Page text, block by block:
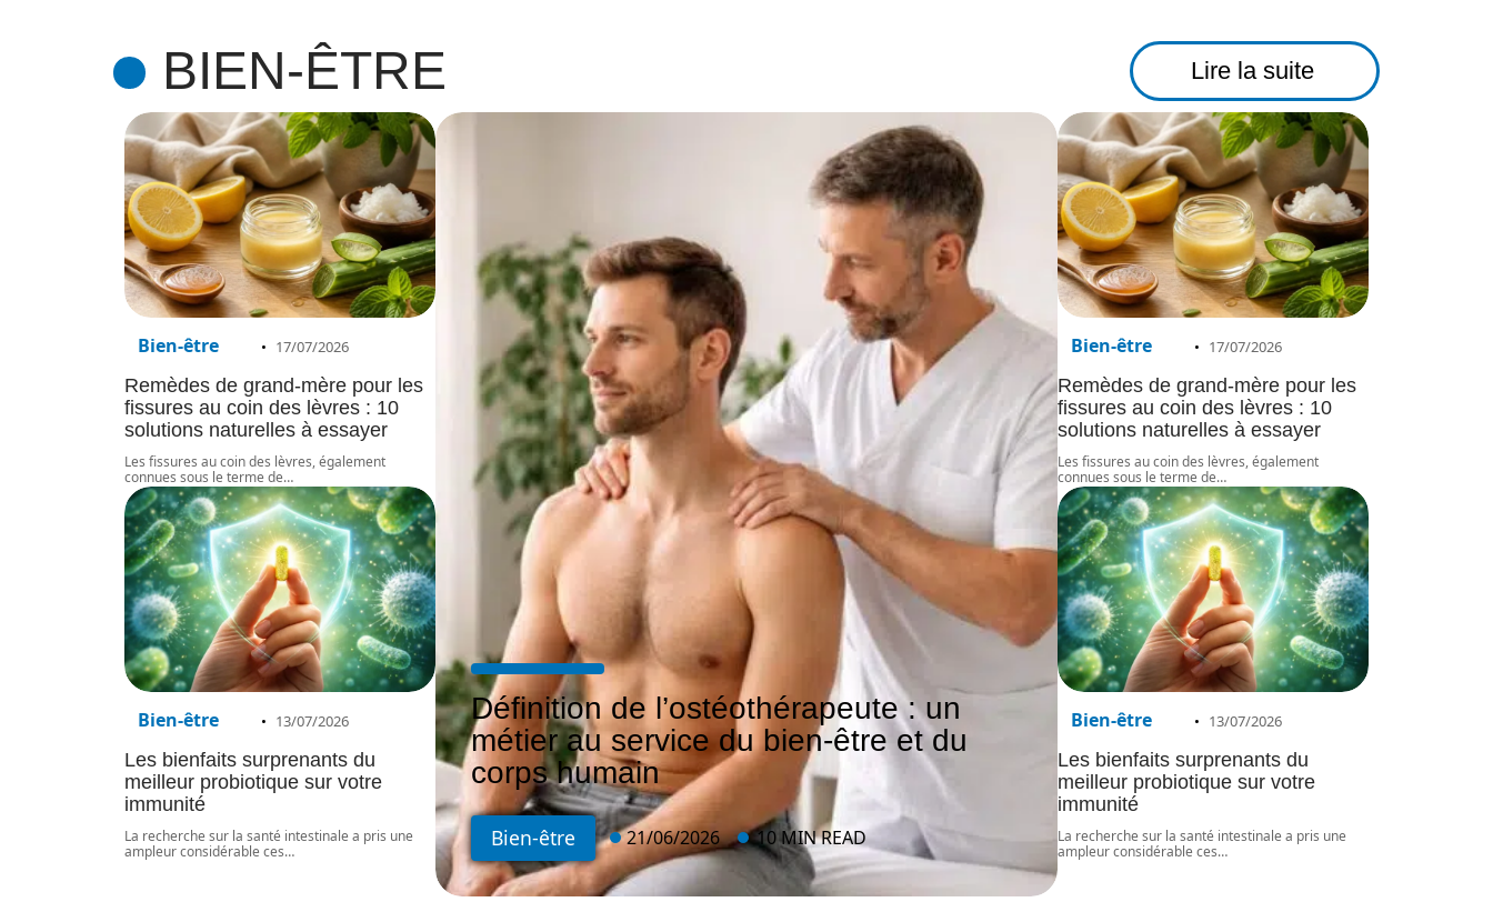
BIEN-ÊTRE Lire la suite
Bien-être 17/07/2026
Remèdes de grand-mère pour les
fissures au coin des lèvres : 10
solutions naturelles à essayer
Les fissures au coin des lèvres, également
connues sous le terme de…
Bien-être 13/07/2026
Les bienfaits surprenants du
meilleur probiotique sur votre
immunité
La recherche sur la santé intestinale a pris une
ampleur considérable ces…
Définition de l’ostéothérapeute : un
métier au service du bien-être et du
corps humain
Bien-être 21/06/2026 10 MIN READ
Bien-être 17/07/2026
Remèdes de grand-mère pour les
fissures au coin des lèvres : 10
solutions naturelles à essayer
Les fissures au coin des lèvres, également
connues sous le terme de…
Bien-être 13/07/2026
Les bienfaits surprenants du
meilleur probiotique sur votre
immunité
La recherche sur la santé intestinale a pris une
ampleur considérable ces…